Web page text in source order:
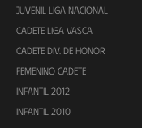
JUVENIL LIGA NACIONAL
CADETE LIGA VASCA
CADETE DIV. DE HONOR
FEMENINO CADETE
INFANTIL 2012
INFANTIL 2010